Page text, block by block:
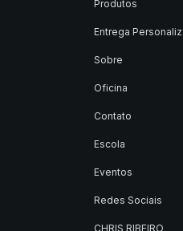
Produtos
Entrega
Sobre
Oficina
Contato
Escola
Eventos
Redes Sociais
CHRIS RIBEIRO